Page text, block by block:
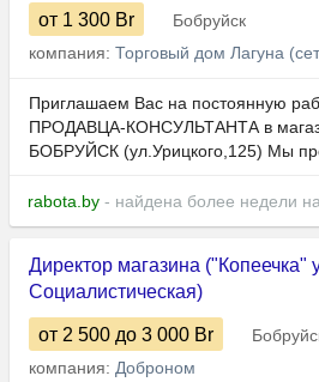
от 1 300 Br
Бобруйск
компания: Торговый дом Лагуна
Приглашаем Вас на постоянную
ПРОДАВЦА-КОНСУЛЬТАНТА в
БОБРУЙСК (ул.Урицкого,125) Мы
rabota.by - найдена более недели
Директор магазина ("Копеечка"
Социалистическая)
от 2 500 до 3 000 Br
компания: Доброном